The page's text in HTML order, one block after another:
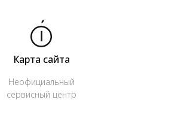
Неофициальный
сервисный центр
Карта сайта